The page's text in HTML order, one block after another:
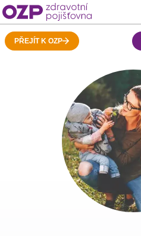
PŘEJÍT K OZP